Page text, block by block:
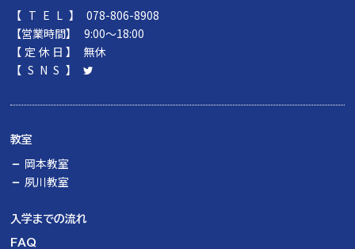
【TEL】078-806-8908
【営業時間】
9:00～18:00
【定休日】
無休
【SNS】
教室
岡本教室
夙川教室
入学までの流れ
FAQ